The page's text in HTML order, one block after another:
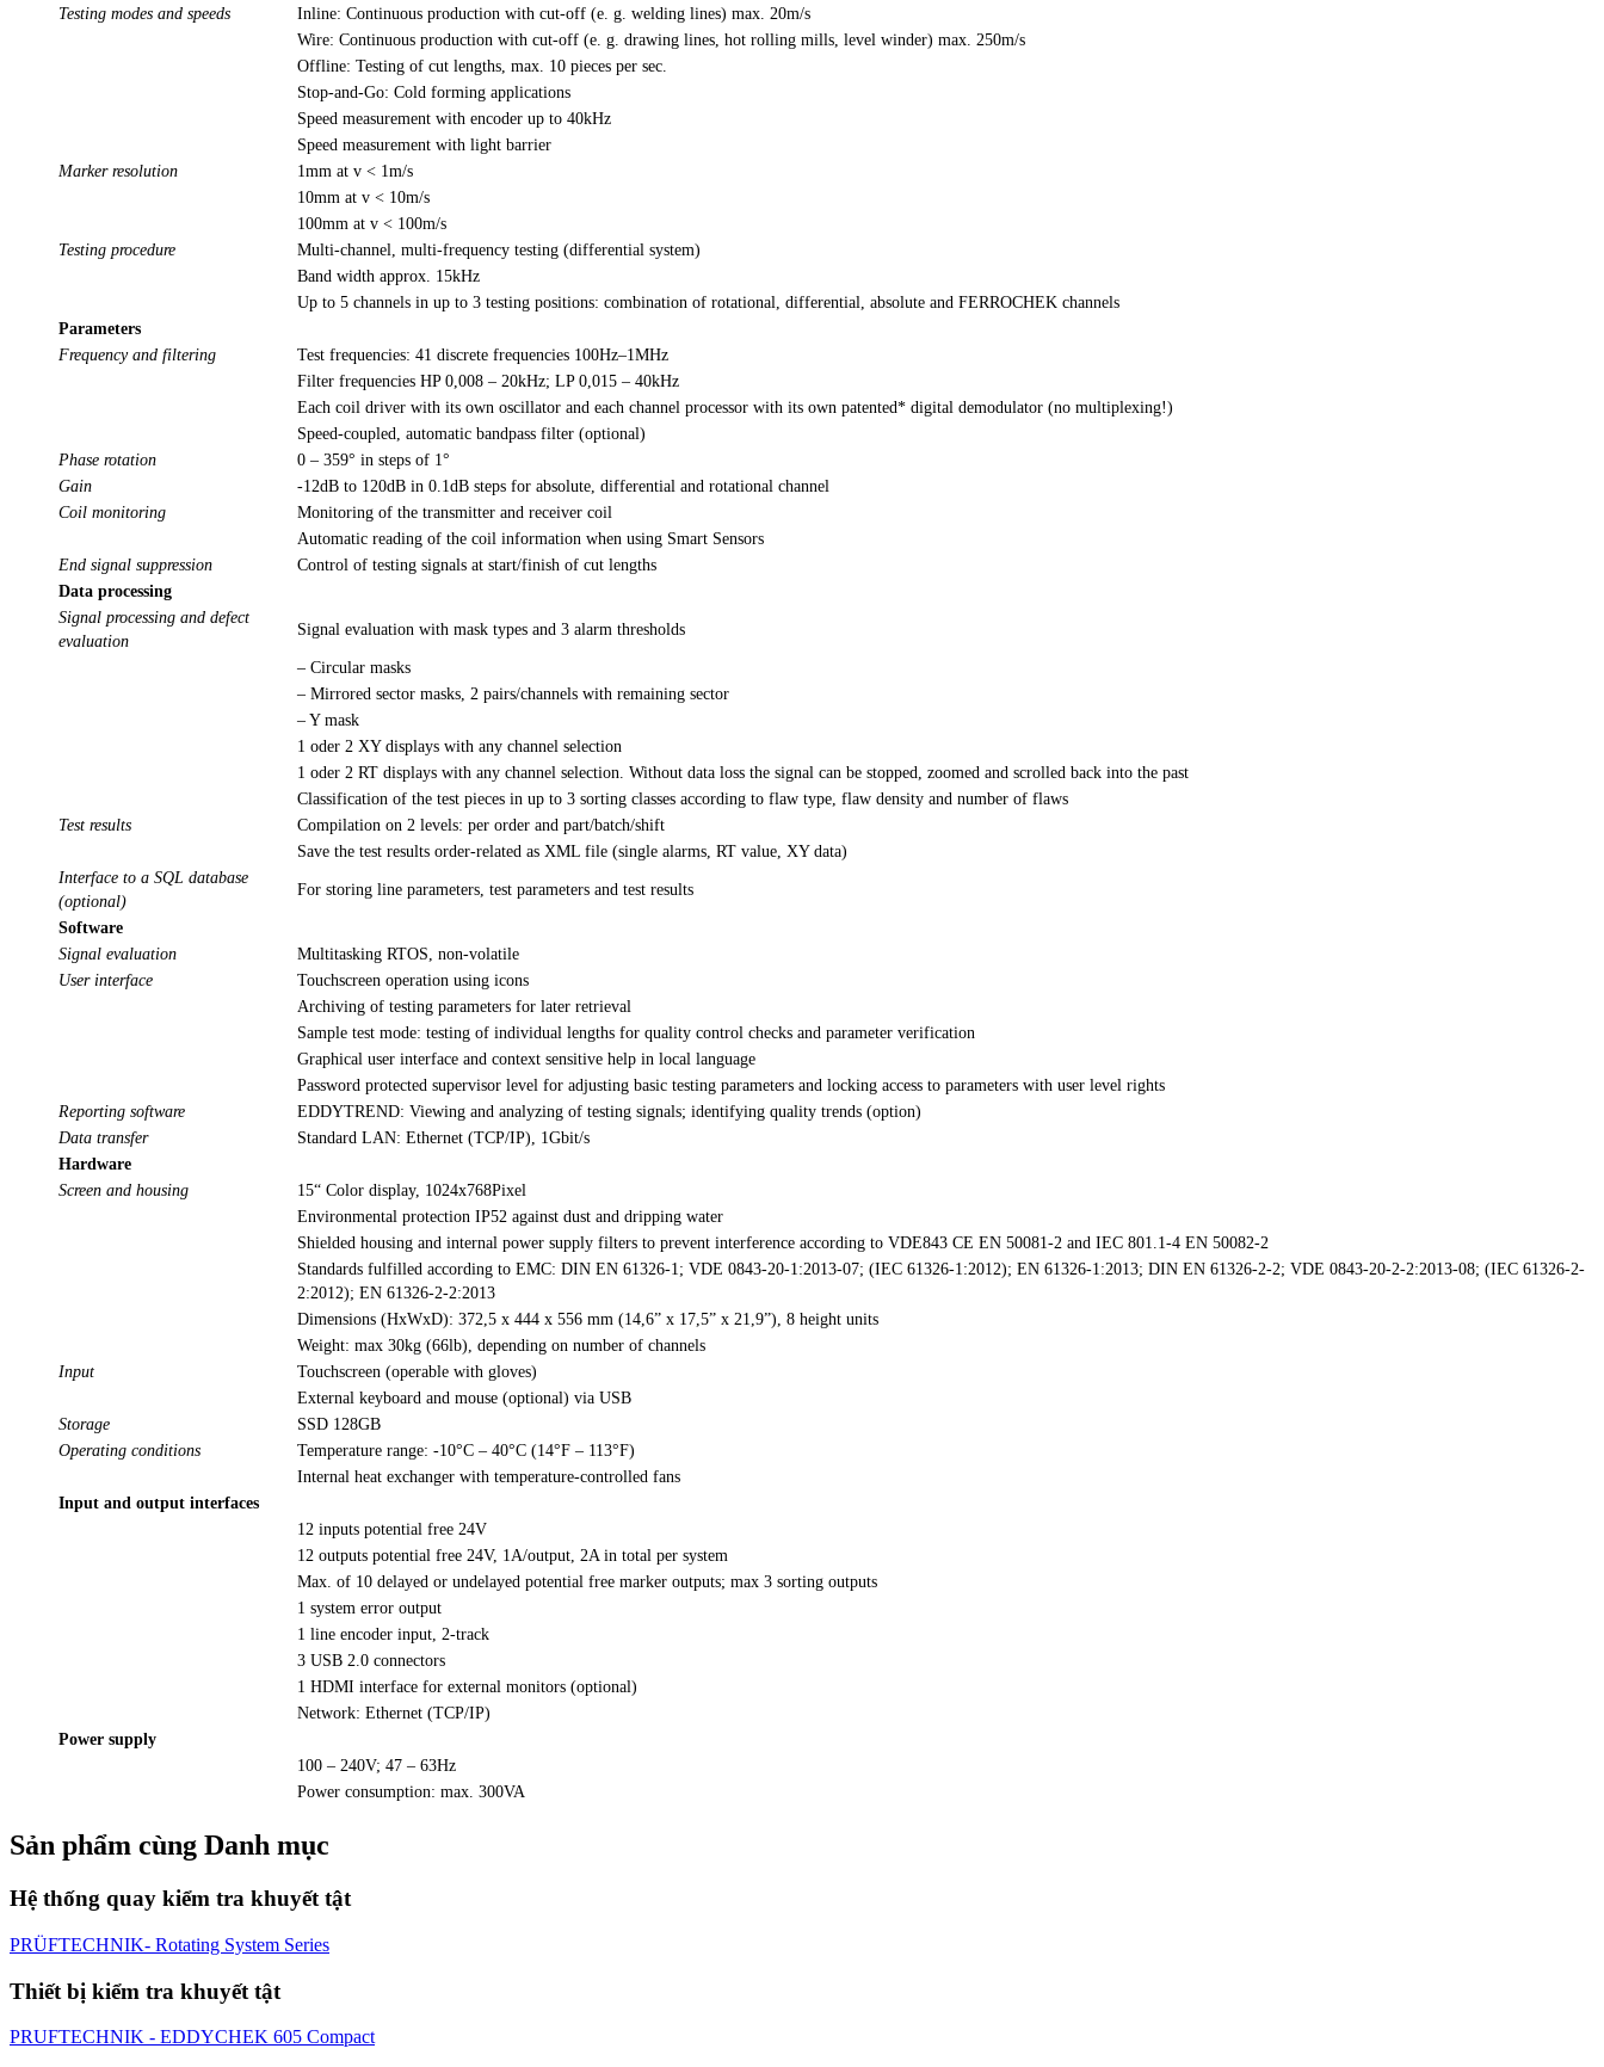
Testing modes and speeds
Inline: Continuous production with cut-off (e. g. welding lines) max. 20m/s
Wire: Continuous production with cut-off (e. g. drawing lines, hot rolling mills, level winder) max. 250m/s
Offline: Testing of cut lengths, max. 10 pieces per sec.
Stop-and-Go: Cold forming applications
Speed measurement with encoder up to 40kHz
Speed measurement with light barrier
Marker resolution
1mm at v < 1m/s
10mm at v < 10m/s
100mm at v < 100m/s
Testing procedure
Multi-channel, multi-frequency testing (differential system)
Band width approx. 15kHz
Up to 5 channels in up to 3 testing positions: combination of rotational, differential, absolute and FERROCHEK channels
Parameters
Frequency and filtering
Test frequencies: 41 discrete frequencies 100Hz–1MHz
Filter frequencies HP 0,008 – 20kHz; LP 0,015 – 40kHz
Each coil driver with its own oscillator and each channel processor with its own patented* digital demodulator (no multiplexing!)
Speed-coupled, automatic bandpass filter (optional)
Phase rotation
0 – 359° in steps of 1°
Gain
-12dB to 120dB in 0.1dB steps for absolute, differential and rotational channel
Coil monitoring
Monitoring of the transmitter and receiver coil
Automatic reading of the coil information when using Smart Sensors
End signal suppression
Control of testing signals at start/finish of cut lengths
Data processing
Signal processing and defect
evaluation
Signal evaluation with mask types and 3 alarm thresholds
– Circular masks
– Mirrored sector masks, 2 pairs/channels with remaining sector
– Y mask
1 oder 2 XY displays with any channel selection
1 oder 2 RT displays with any channel selection. Without data loss the signal can be stopped, zoomed and scrolled back into the past
Classification of the test pieces in up to 3 sorting classes according to flaw type, flaw density and number of flaws
Test results
Compilation on 2 levels: per order and part/batch/shift
Save the test results order-related as XML file (single alarms, RT value, XY data)
Interface to a SQL database
(optional)
For storing line parameters, test parameters and test results
Software
Signal evaluation
Multitasking RTOS, non-volatile
User interface
Touchscreen operation using icons
Archiving of testing parameters for later retrieval
Sample test mode: testing of individual lengths for quality control checks and parameter verification
Graphical user interface and context sensitive help in local language
Password protected supervisor level for adjusting basic testing parameters and locking access to parameters with user level rights
Reporting software
EDDYTREND: Viewing and analyzing of testing signals; identifying quality trends (option)
Data transfer
Standard LAN: Ethernet (TCP/IP), 1Gbit/s
Hardware
Screen and housing
15“ Color display, 1024x768Pixel
Environmental protection IP52 against dust and dripping water
Shielded housing and internal power supply filters to prevent interference according to VDE843 CE EN 50081-2 and IEC 801.1-4 EN 50082-2
Standards fulfilled according to EMC: DIN EN 61326-1; VDE 0843-20-1:2013-07; (IEC 61326-1:2012); EN 61326-1:2013; DIN EN 61326-2-2; VDE 0843-20-2-2:2013-08; (IEC 61326-2-
2:2012); EN 61326-2-2:2013
Dimensions (HxWxD): 372,5 x 444 x 556 mm (14,6” x 17,5” x 21,9”), 8 height units
Weight: max 30kg (66lb), depending on number of channels
Input
Touchscreen (operable with gloves)
External keyboard and mouse (optional) via USB
Storage
SSD 128GB
Operating conditions
Temperature range: -10°C – 40°C (14°F – 113°F)
Internal heat exchanger with temperature-controlled fans
Input and output interfaces
12 inputs potential free 24V
12 outputs potential free 24V, 1A/output, 2A in total per system
Max. of 10 delayed or undelayed potential free marker outputs; max 3 sorting outputs
1 system error output
1 line encoder input, 2-track
3 USB 2.0 connectors
1 HDMI interface for external monitors (optional)
Network: Ethernet (TCP/IP)
Power supply
100 – 240V; 47 – 63Hz
Power consumption: max. 300VA
Sản phẩm cùng Danh mục
Hệ thống quay kiểm tra khuyết tật
PRÜFTECHNIK- Rotating System Series
Thiết bị kiểm tra khuyết tật
PRUFTECHNIK - EDDYCHEK 605 Compact